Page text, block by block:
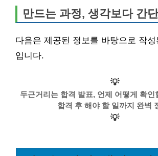
만드는 과정, 생각보다 간
다음은 제공된 정보를 바탕으로 작
입니다.
💡
두근거리는 합격 발표, 언제 어떻게 확인
합격 후 해야 할 일까지 완벽
💡